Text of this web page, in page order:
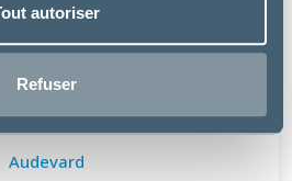
autoriser
Refuser
Audevard